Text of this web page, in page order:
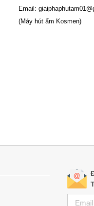
Email:
(Máy hút ẩm Kosmen)